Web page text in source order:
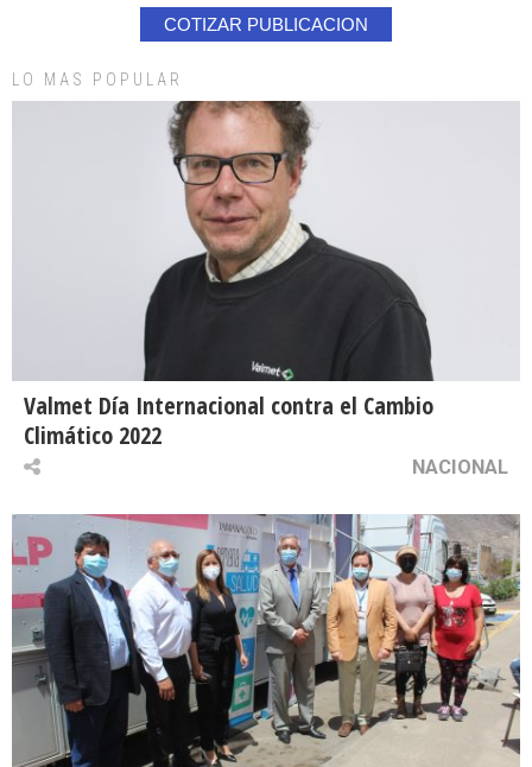
COTIZAR PUBLICACION
LO MAS POPULAR
Valmet Día Internacional contra el Cambio
Climático 2022
NACIONAL